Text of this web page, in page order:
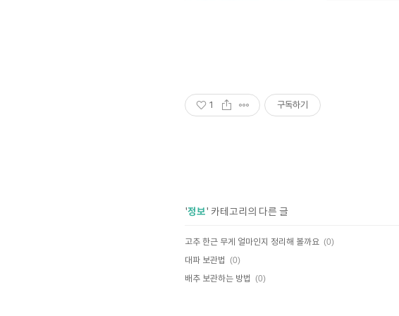
1 구독하기
'정보' 카테고리의 다른 글
고추 한근 무게 얼마인지 정리해 볼까요 (0)
대파 보관법 (0)
배추 보관하는 방법 (0)